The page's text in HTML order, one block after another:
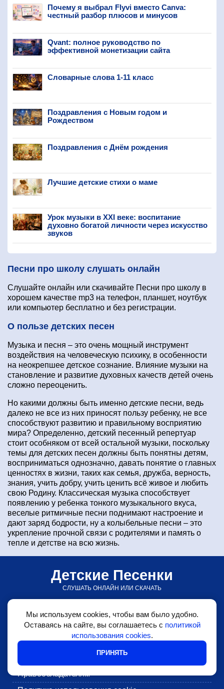
Почему я выбрал Flyvi вместо Canva:
честный разбор плюсов и минусов
Qvant: полное руководство по
эффективной монетизации сайта
Словарные слова 1-11 класс
Поздравления с Новым годом и
Рождеством
Поздравления с Днём рождения
Лучшие детские стихи о маме
Урок музыки в XXI веке: воспитание
духовно богатой личности через искусство
звуков
Песни про школу слушать онлайн
Слушайте онлайн или скачивайте Песни про школу в
хорошем качестве mp3 на телефон, планшет, ноутбук
или компьютер бесплатно и без регистрации.
О пользе детских песен
Музыка и песня – это очень мощный инструмент
воздействия на человеческую психику, в особенности
на неокрепшее детское сознание. Влияние музыки на
становление и развитие духовных качеств детей очень
сложно переоценить.
Но какими должны быть именно детские песни, ведь
далеко не все из них приносят пользу ребенку, не все
способствуют развитию и правильному восприятию
мира? Определенно, детский песенный репертуар
стоит особняком от всей остальной музыки, поскольку
темы для детских песен должны быть понятны детям,
восприниматься однозначно, давать понятие о главных
ценностях в жизни, таких как семья, дружба, верность,
знания, учить добру, учить ценить всё живое и любить
свою Родину. Классическая музыка способствует
появлению у ребенка тонкого музыкального вкуса,
веселые ритмичные песни поднимают настроение и
дают заряд бодрости, ну а колыбельные песни – это
укрепление прочной связи с родителями и память о
тепле и детстве на всю жизнь.
Детские Песенки
СЛУШАТЬ ОНЛАЙН ИЛИ СКАЧАТЬ
Детские песни
Блог
•Правообладателям
Мы используем cookies, чтобы вам было удобно.
Оставаясь на сайте, вы соглашаетесь с политикой
использования cookies.
ПРИНЯТЬ